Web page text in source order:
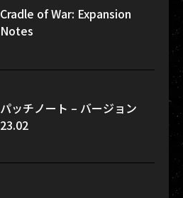
Cradle of War: Expansion
Notes
パッチノート – バージョン
23.02